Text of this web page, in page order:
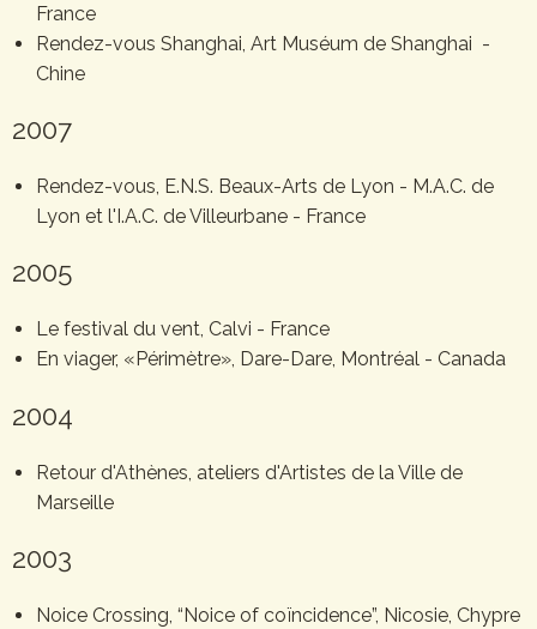
France
Rendez-vous Shanghai, Art Muséum de Shanghai -
Chine
2007
Rendez-vous, E.N.S. Beaux-Arts de Lyon - M.A.C. de
Lyon et l'I.A.C. de Villeurbane - France
2005
Le festival du vent, Calvi - France
En viager, «Périmètre», Dare-Dare, Montréal - Canada
2004
Retour d'Athènes, ateliers d'Artistes de la Ville de
Marseille
2003
Noice Crossing, “Noice of coïncidence”, Nicosie, Chypre